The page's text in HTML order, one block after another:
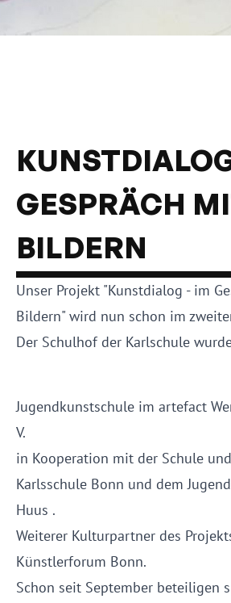
GESPRÄCH
BILDERN
Unser Projekt "Kunstdialog - im
Bildern" wird nun schon im
Der Schulhof der Karlschule
Jugendkunstschule im artefact
V.
in Kooperation mit der Schule
Karlsschule Bonn und dem
Huus .
Weiterer Kulturpartner des
Künstlerforum Bonn.
Schon seit September beteiligen